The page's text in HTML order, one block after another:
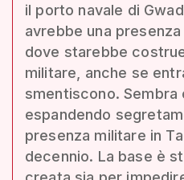
il porto navale di
avrebbe una
dove starebbe
militare, anche se
smentiscono. Sembra
espandendo
presenza militare in
decennio. La base è